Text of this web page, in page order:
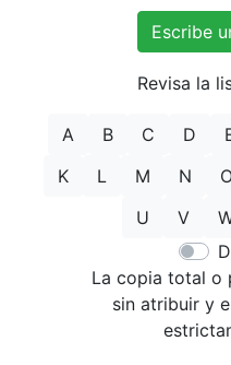
Escribe
Revisa la
A B C D
K
L M N
U
V
La copia total o
sin atribuir y